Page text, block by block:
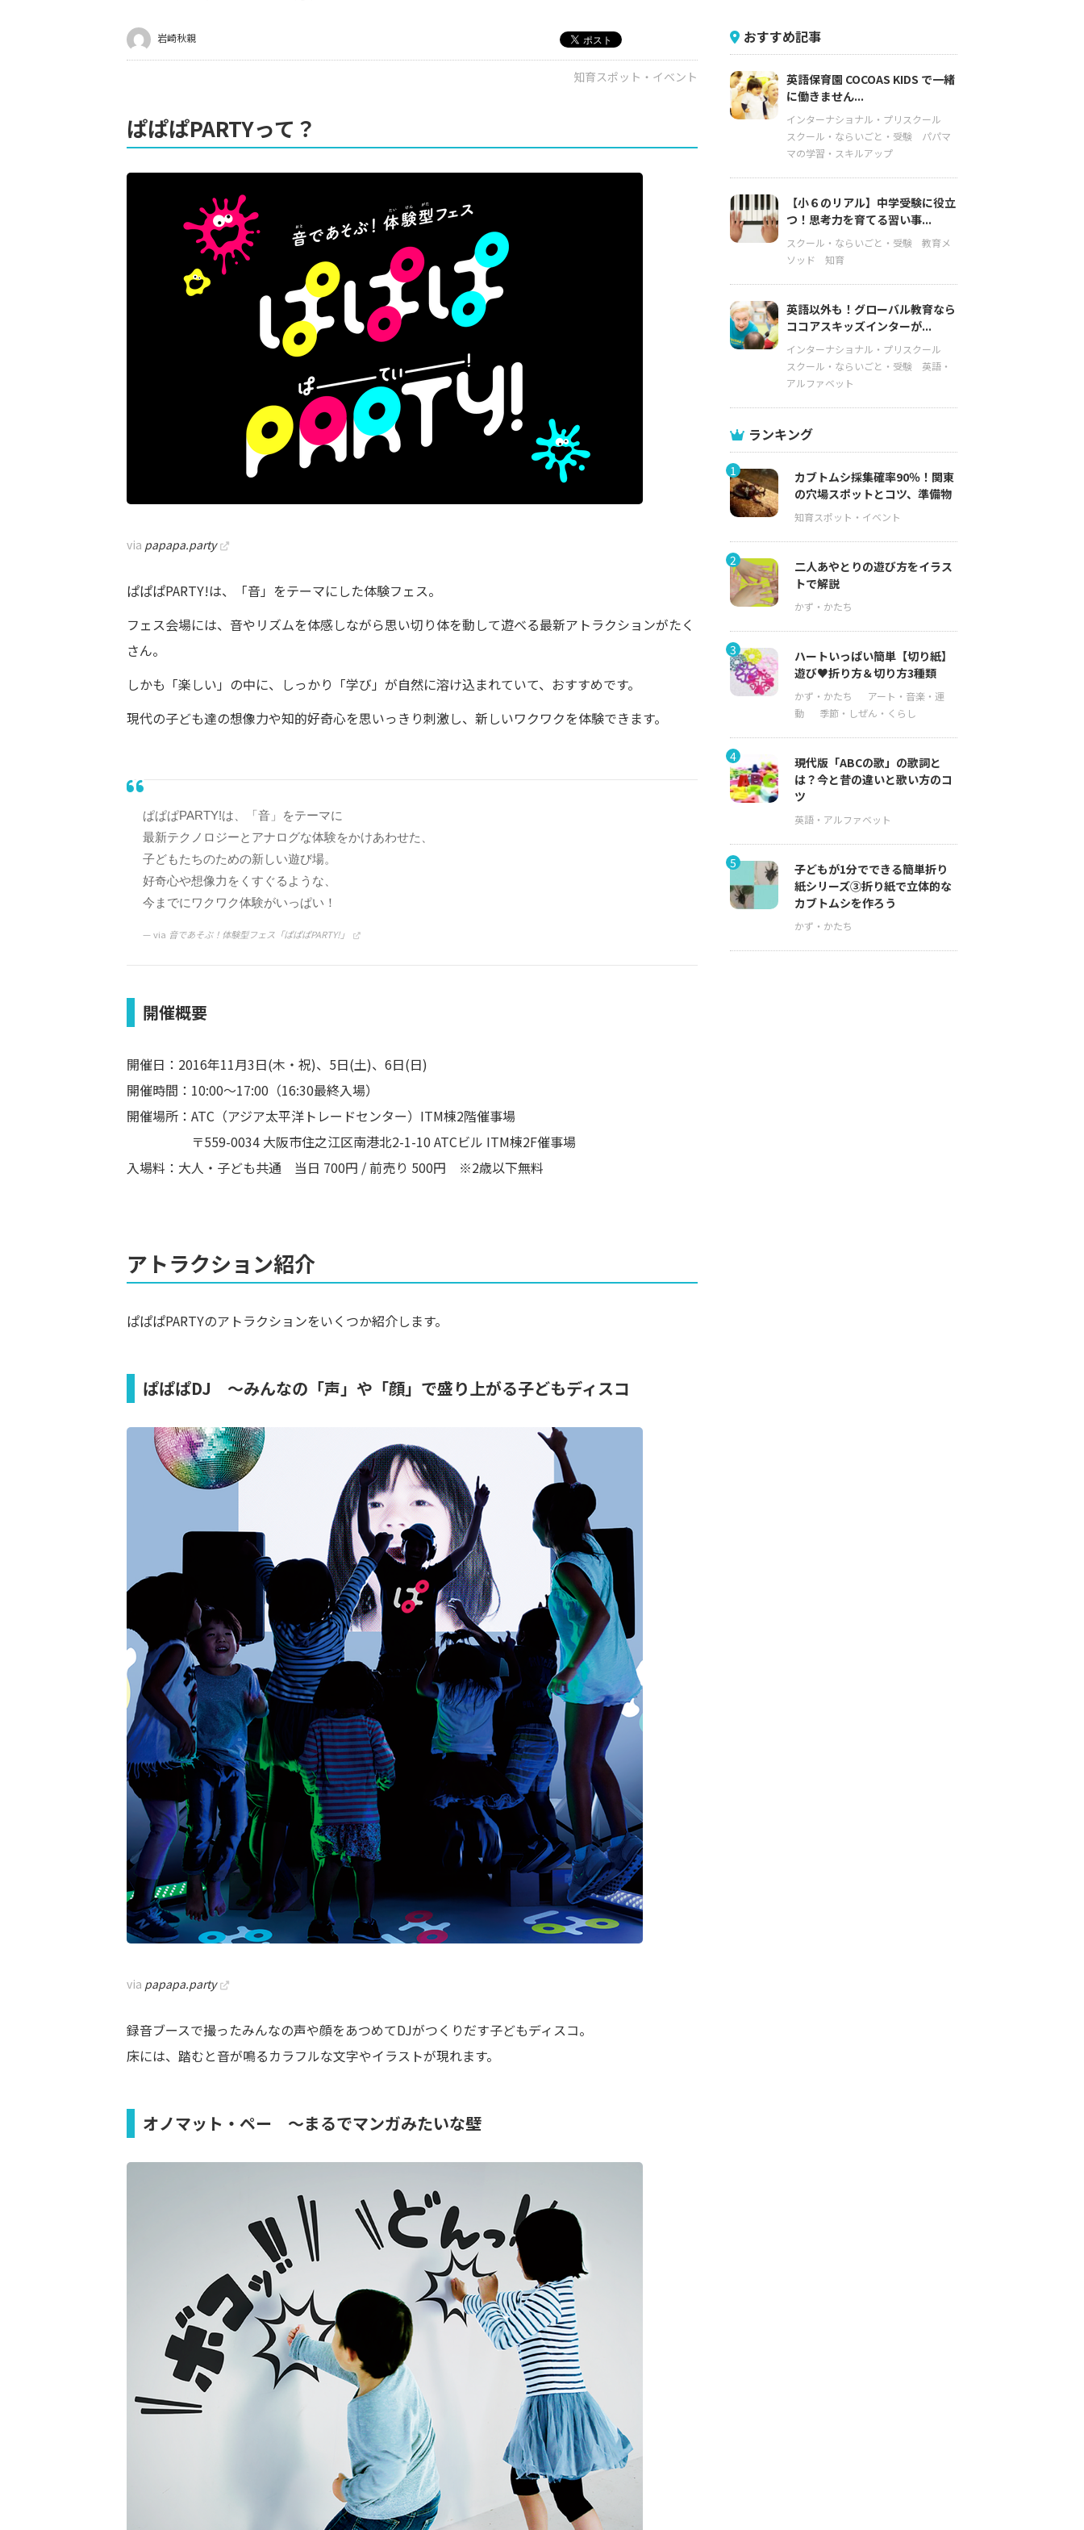
岩崎秋親
知育スポット・イベント
ぱぱぱPARTYって？
via papapa.party
ぱぱぱPARTY!は、「音」をテーマにした体験フェス。
フェス会場には、音やリズムを体感しながら思い切り体を動して遊べる最新アトラクションがたく
さん。
しかも「楽しい」の中に、しっかり「学び」が自然に溶け込まれていて、おすすめです。
現代の子ども達の想像力や知的好奇心を思いっきり刺激し、新しいワクワクを体験できます。
ぱぱぱPARTY!は、「音」をテーマに
最新テクノロジーとアナログな体験をかけあわせた、
子どもたちのための新しい遊び場。
好奇心や想像力をくすぐるような、
今までにワクワク体験がいっぱい！
via 音であそぶ！体験型フェス「ぱぱぱPARTY!」
開催概要
開催日：2016年11月3日(木・祝)、5日(土)、6日(日)
開催時間：10:00～17:00（16:30最終入場）
開催場所：ATC（アジア太平洋トレードセンター）ITM棟2階催事場
〒559-0034 大阪市住之江区南港北2-1-10 ATCビル ITM棟2F催事場
入場料：大人・子ども共通 当日 700円 / 前売り 500円 ※2歳以下無料
アトラクション紹介
ぱぱぱPARTYのアトラクションをいくつか紹介します。
ぱぱぱDJ ～みんなの「声」や「顔」で盛り上がる子どもディスコ
via papapa.party
録音ブースで撮ったみんなの声や顔をあつめてDJがつくりだす子どもディスコ。
床には、踏むと音が鳴るカラフルな文字やイラストが現れます。
オノマット・ペー ～まるでマンガみたいな壁
おすすめ記事
英語保育園 COCOAS KIDS で一緒
に働きません...
インターナショナル・プリスクール
スクール・ならいごと・受験
パパマ
マの学習・スキルアップ
【小６のリアル】中学受験に役立
つ！思考力を育てる習い事...
スクール・ならいごと・受験
教育メ
ソッド
知育
英語以外も！グローバル教育なら
ココアスキッズインターが...
インターナショナル・プリスクール
スクール・ならいごと・受験
英語・
アルファベット
ランキング
1
カブトムシ採集確率90％！関東
の穴場スポットとコツ、準備物
2
二人あやとりの遊び方をイラス
トで解説
3
ハートいっぱい簡単【切り紙】
遊び♥折り方＆切り方3種類
4
現代版「ABCの歌」の歌詞と
は？今と昔の違いと歌い方のコ
ツ
5
子どもが1分でできる簡単折り
紙シリーズ③折り紙で立体的な
カブトムシを作ろう